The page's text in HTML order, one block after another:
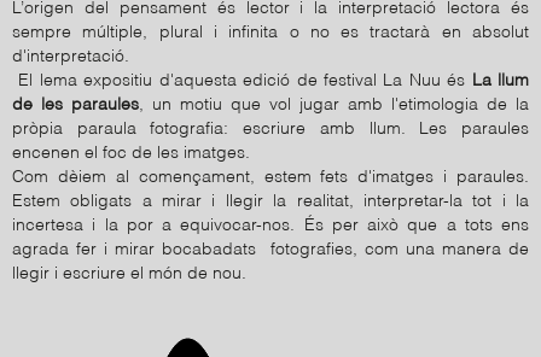
L’origen del pensament és lector i la interpretació lectora és
sempre múltiple, plural i infinita o no es tractarà en absolut
d'interpretació.
El lema expositiu d'aquesta edició de festival La Nuu és La llum
de les paraules , un motiu que vol jugar amb l'etimologia de la
pròpia paraula fotografia: escriure amb llum. Les paraules
encenen el foc de les imatges.
Com dèiem al començament, estem fets d'imatges i paraules.
Estem obligats a mirar i llegir la realitat, interpretar-la tot i la
incertesa i la por a equivocar-nos. És per això que a tots ens
agrada fer i mirar bocabadats fotografies, com una manera de
llegir i escriure el món de nou.